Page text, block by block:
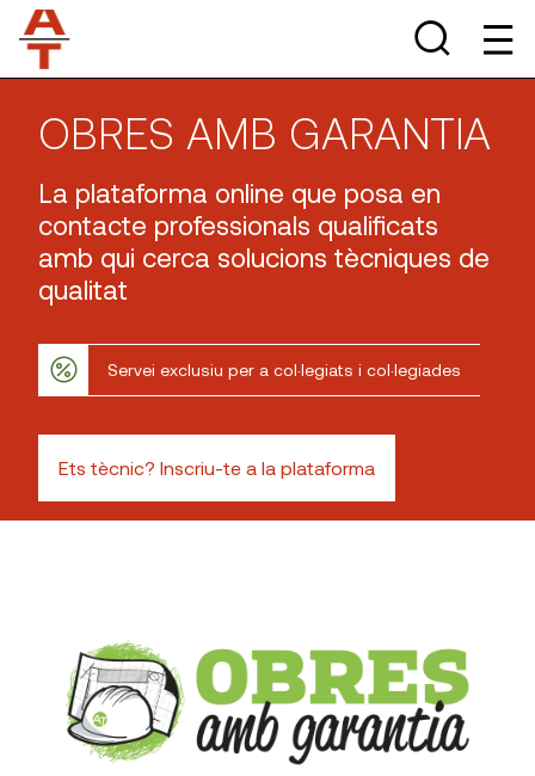
OBRES AMB GARANTIA
La plataforma online que posa en
contacte professionals qualificats
amb qui cerca solucions tècniques de
qualitat
Servei exclusiu per a col·legiats i col·legiades
Ets tècnic? Inscriu-te a la plataforma